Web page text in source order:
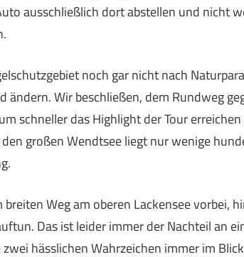
ausschließlich dort abstellen und nicht
noch gar nicht nach
ändern. Wir beschließen, dem Rundweg
schneller das Highlight der Tour
großen Wendtsee liegt nur wenige
Weg am oberen Lackensee vorbei,
Das ist leider immer der Nachteil an
hässlichen Wahrzeichen immer im